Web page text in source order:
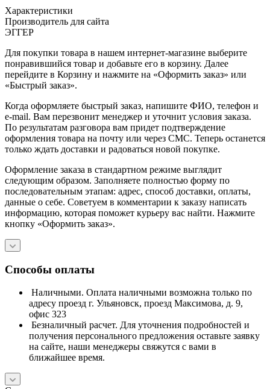
Характеристики
Производитель для сайта
ЭГГЕР
Для покупки товара в нашем интернет-магазине выберите
понравившийся товар и добавьте его в корзину. Далее
перейдите в Корзину и нажмите на «Оформить заказ» или
«Быстрый заказ».
Когда оформляете быстрый заказ, напишите ФИО, телефон и
e-mail. Вам перезвонит менеджер и уточнит условия заказа.
По результатам разговора вам придет подтверждение
оформления товара на почту или через СМС. Теперь останется
только ждать доставки и радоваться новой покупке.
Оформление заказа в стандартном режиме выглядит
следующим образом. Заполняете полностью форму по
последовательным этапам: адрес, способ доставки, оплаты,
данные о себе. Советуем в комментарии к заказу написать
информацию, которая поможет курьеру вас найти. Нажмите
кнопку «Оформить заказ».
Способы оплаты
Наличными. Оплата наличными возможна только по
адресу проезд г. Ульяновск, проезд Максимова, д. 9,
офис 323
Безналичный расчет. Для уточнения подробностей и
получения персонального предложения оставьте заявку
на сайте, наши менеджеры свяжутся с вами в
ближайшее время.